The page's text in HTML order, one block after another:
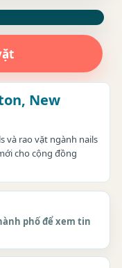
New
và rao vặt ngành nails
cho cộng đồng
phố để xem tin